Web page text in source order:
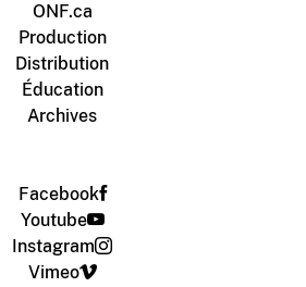
ONF.ca
Production
Distribution
Éducation
Archives
Facebook
Youtube
Instagram
Vimeo